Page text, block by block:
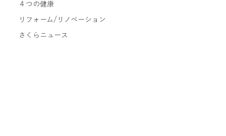
４つの健康
リフォーム/リノベーション
さくらニュース